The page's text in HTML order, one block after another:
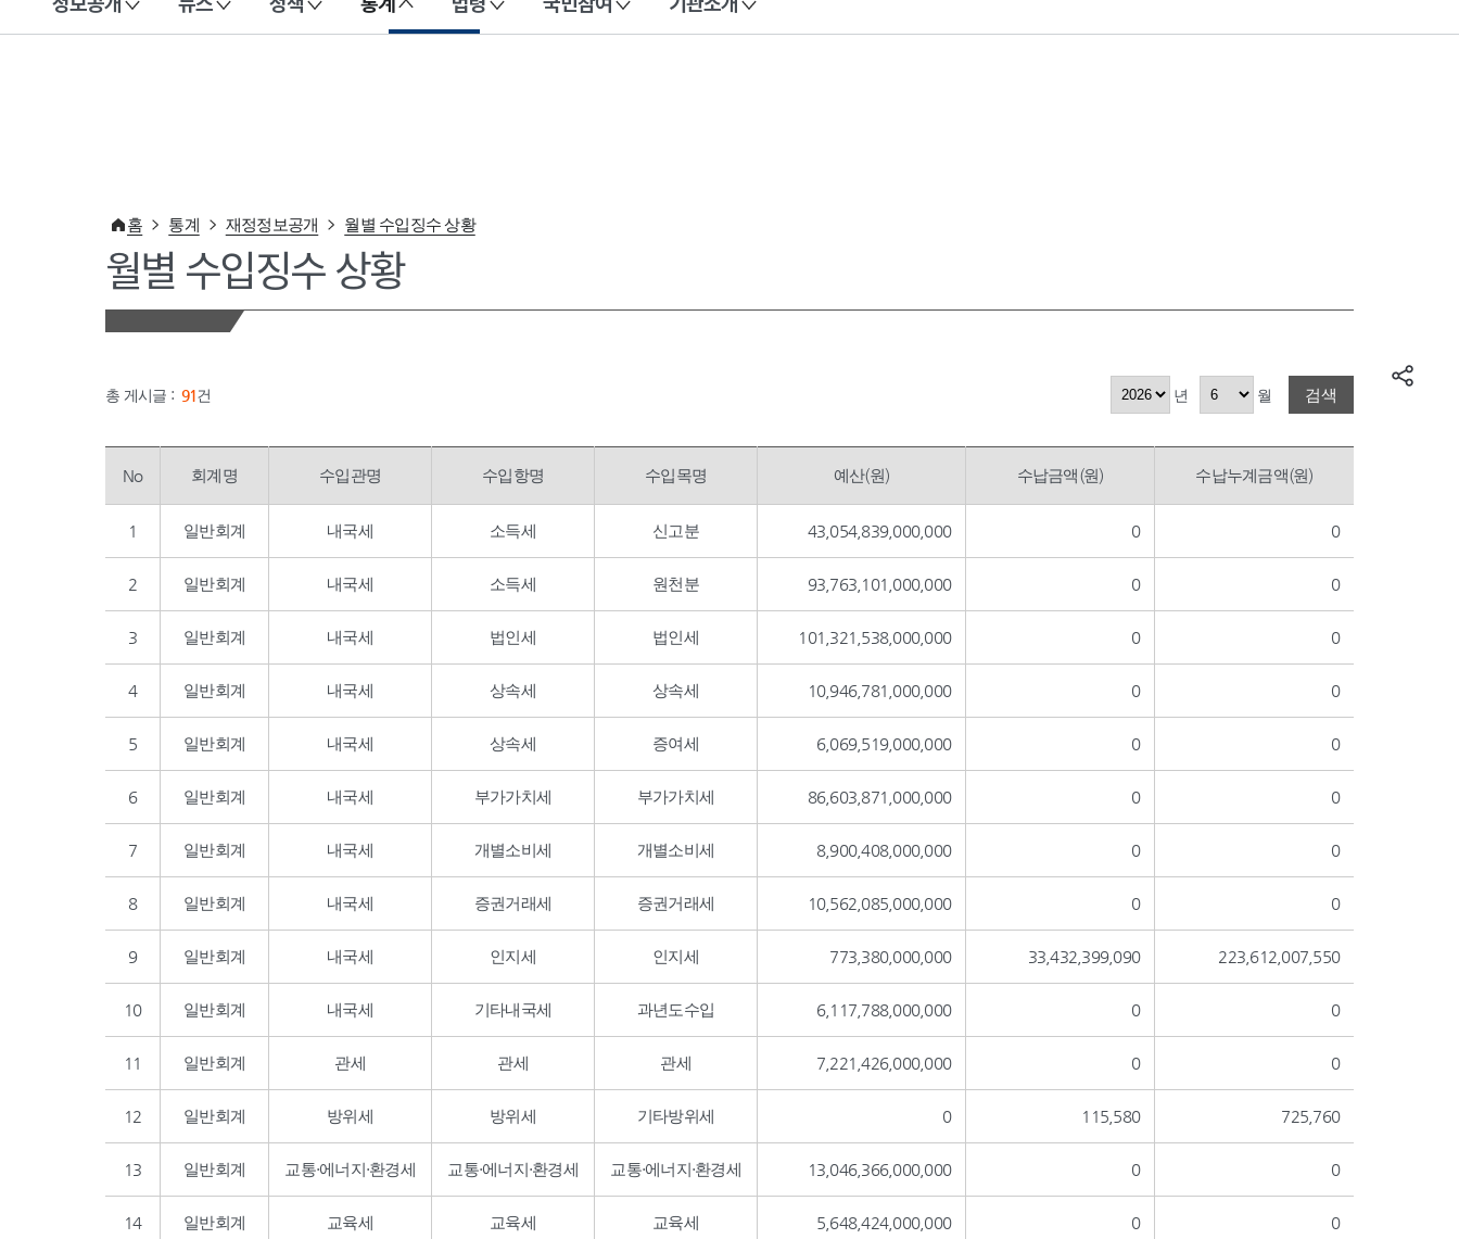
이 누리집은 대한민국 공식 전자정부 누리집입니다.
홈 통계 재정정보공개 월별 수입징수 상황
월별 수입징수 상황
총 게시글 : 91건 년 월 검색
No 회계명 수입관명 수입항명 수입목명 예산(원) 수납금액(원) 수납누계금액(원)
1 일반회계 내국세 소득세 신고분 43,054,839,000,000 0 0
2 일반회계 내국세 소득세 원천분 93,763,101,000,000 0 0
3 일반회계 내국세 법인세 법인세 101,321,538,000,000 0 0
4 일반회계 내국세 상속세 상속세 10,946,781,000,000 0 0
5 일반회계 내국세 상속세 증여세 6,069,519,000,000 0 0
6 일반회계 내국세 부가가치세 부가가치세 86,603,871,000,000 0 0
7 일반회계 내국세 개별소비세 개별소비세 8,900,408,000,000 0 0
8 일반회계 내국세 증권거래세 증권거래세 10,562,085,000,000 0 0
9 일반회계 내국세 인지세 인지세 773,380,000,000 33,432,399,090 223,612,007,550
10 일반회계 내국세 기타내국세 과년도수입 6,117,788,000,000 0 0
11 일반회계 관세 관세 관세 7,221,426,000,000 0 0
12 일반회계 방위세 방위세 기타방위세 0 115,580 725,760
13 일반회계 교통·에너지·환경세 교통·에너지·환경세 교통·에너지·환경세 13,046,366,000,000 0 0
14 일반회계 교육세 교육세 교육세 5,648,424,000,000 0 0